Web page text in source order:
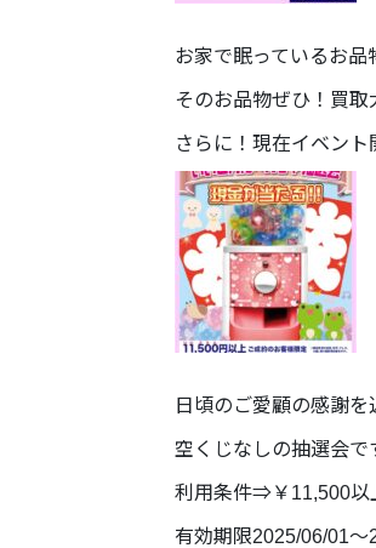
お家で眠っているお品
そのお品物ぜひ！買
さらに！現在イベント
日頃のご愛顧の感謝
空くじなしの抽選会で
利用条件⇒￥11,500以
有効期限2025/06/01〜